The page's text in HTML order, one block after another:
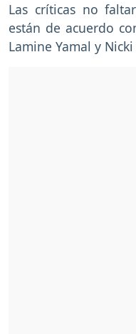
Las críticas no
están de acuerdo
Lamine Yamal y